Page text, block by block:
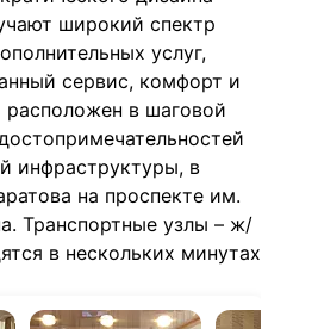
широкий спектр
услуг,
сервис, комфорт и
расположен в шаговой
инфраструктуры, в
на проспекте им.
Транспортные узлы – ж/
в нескольких минутах